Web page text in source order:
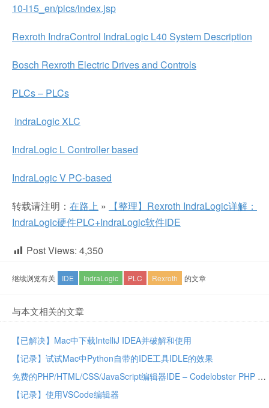
10-l15_en/plcs/index.jsp
Rexroth IndraControl IndraLogic L40 System Description
Bosch Rexroth Electric Drives and Controls
PLCs – PLCs
IndraLogic XLC
IndraLogic L Controller based
IndraLogic V PC-based
转载请注明： 在路上 »
【整理】Rexroth IndraLogic详解：
IndraLogic硬件PLC+IndraLogic软件IDE
Post Views: 4,350
继续浏览有关 IDE IndraLogic PLC Rexroth 的文章
与本文相关的文章
【已解决】Mac中下载IntelliJ IDEA并破解和使用
【记录】试试Mac中Python自带的IDE工具IDLE的效果
免费的PHP/HTML/CSS/JavaScript编辑器IDE – Codelobster PHP Edition
【记录】使用VSCode编辑器